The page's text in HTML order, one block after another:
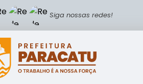
Siga nossas redes!